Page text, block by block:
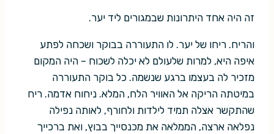
זה היה אחד היתרונות שבמגורים ליד יער.
והריח. ריחו של יער. לו התעוררה בבוקר ושכחה לפתע
איפה היא, למרות שלעולם לא יכלה לשכוח – היה המקום
מזכיר לה בעצמו ברגע שנשמה. כל בוקר התעוררה
במיטתה הריקה אל האוויר הלח, המלא. ניחוח אדמה. ריח
שהתקשר אצלה תמיד לילדות ולחורף, לאותה נפילה
נפלאה ארצה, הממלאה את מכנסייך בבוץ, ואת ברכייך